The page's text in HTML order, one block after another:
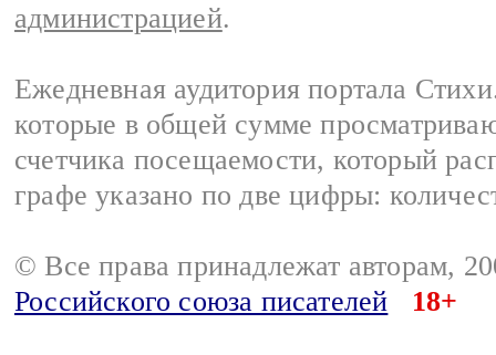
администрацией.
Ежедневная аудитория портала
которые в общей сумме
счетчика посещаемости, который
графе указано по две цифры:
© Все права принадлежат авторам,
Российского союза писателей
18+